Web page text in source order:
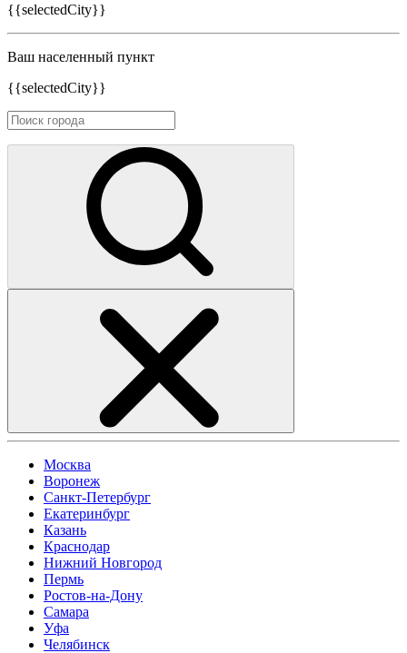
{{selectedCity}}
Ваш населенный пункт
{{selectedCity}}
Москва
Воронеж
Санкт-Петербург
Екатеринбург
Казань
Краснодар
Нижний Новгород
Пермь
Ростов-на-Дону
Самара
Уфа
Челябинск